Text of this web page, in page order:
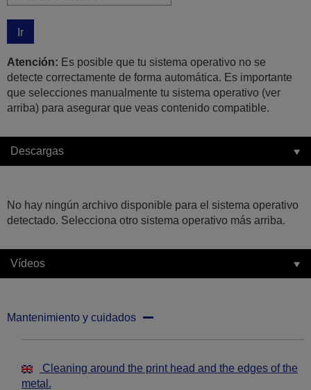
Ir
Atención: Es posible que tu sistema operativo no se
detecte correctamente de forma automática. Es importante
que selecciones manualmente tu sistema operativo (ver
arriba) para asegurar que veas contenido compatible.
Descargas
No hay ningún archivo disponible para el sistema operativo
detectado. Selecciona otro sistema operativo más arriba.
Vídeos
Mantenimiento y cuidados
Cleaning around the print head and the edges of the
metal.